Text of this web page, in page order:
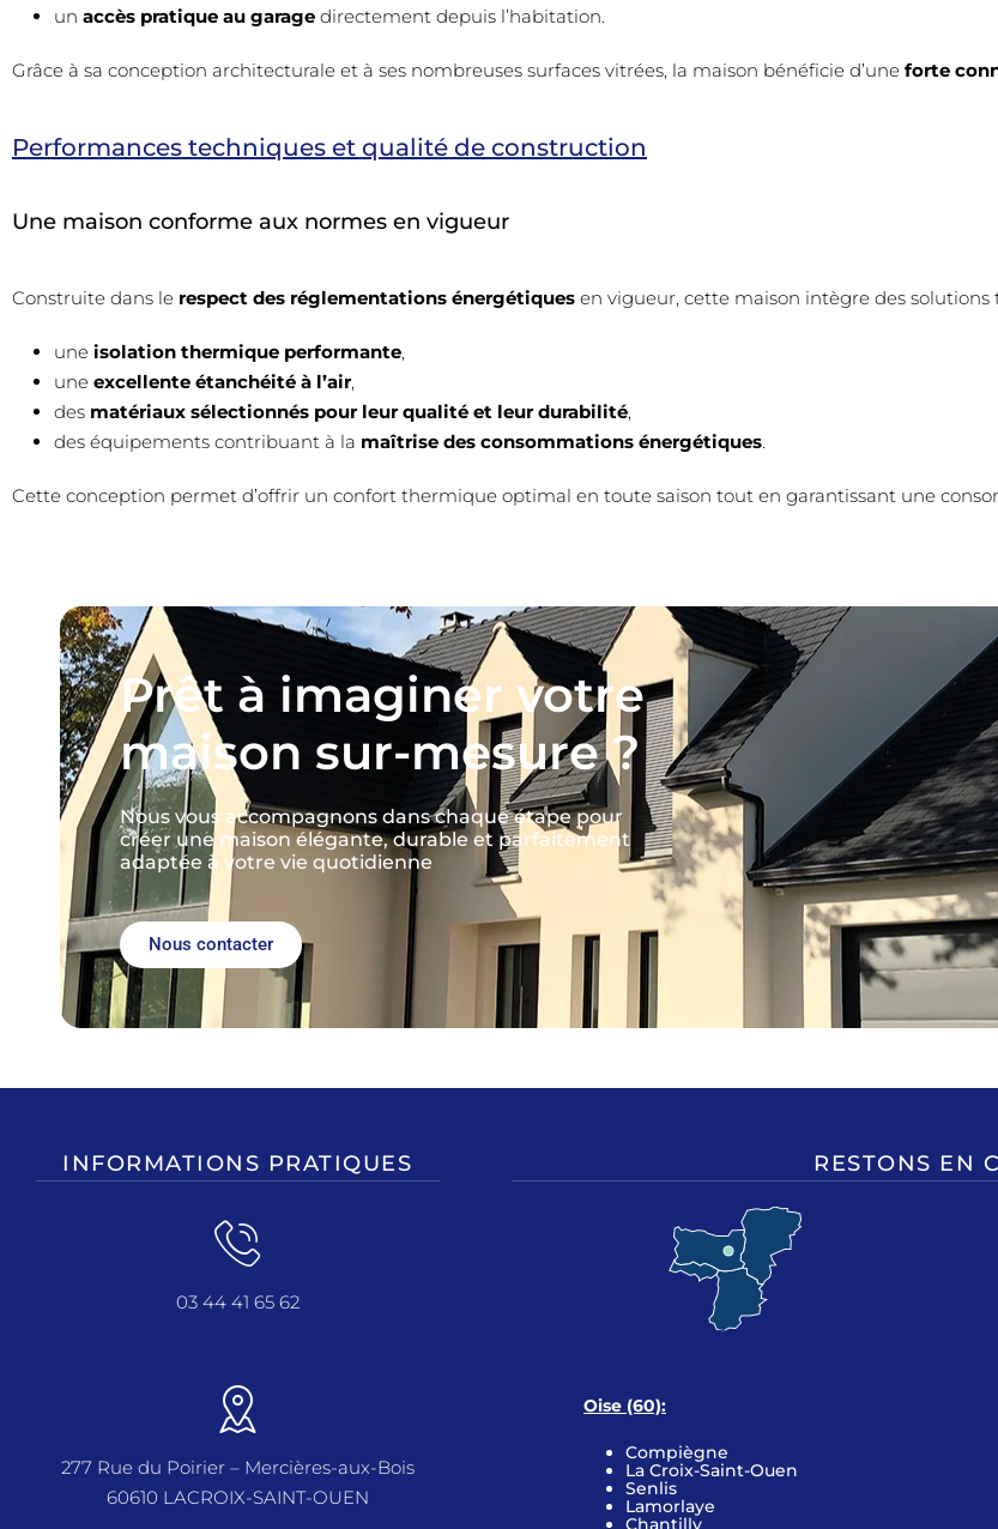
un accès pratique au garage directement depuis l’habitation.
Grâce à sa conception architecturale et à ses nombreuses surfaces vitrées, la maison bénéficie d’une forte
Performances techniques et qualité de construction
Une maison conforme aux normes en vigueur
Construite dans le respect des réglementations énergétiques en vigueur, cette maison intègre des
une isolation thermique performante,
une excellente étanchéité à l’air,
des matériaux sélectionnés pour leur qualité et leur durabilité,
des équipements contribuant à la maîtrise des consommations énergétiques.
Cette conception permet d’offrir un confort thermique optimal en toute saison tout en garantissant une
Prêt à imaginer votre
maison sur-mesure ?
Nous vous accompagnons dans chaque étape pour
créer une maison élégante, durable et parfaitement
adaptée à votre vie quotidienne
Nous contacter
INFORMATIONS PRATIQUES
03 44 41 65 62
277 Rue du Poirier – Mercières-aux-Bois
60610 LACROIX-SAINT-OUEN
RESTONS EN
Oise (60):
Compiègne
La Croix-Saint-Ouen
Senlis
Lamorlaye
Chantilly